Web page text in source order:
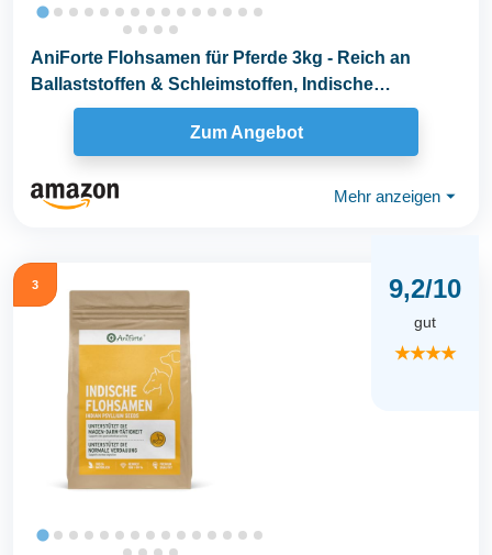
AniForte Flohsamen für Pferde 3kg - Reich an
Ballaststoffen & Schleimstoffen, Indische
Rohkost...
Zum Angebot
Mehr anzeigen ⏷
3 9,2/10
gut
★★★★